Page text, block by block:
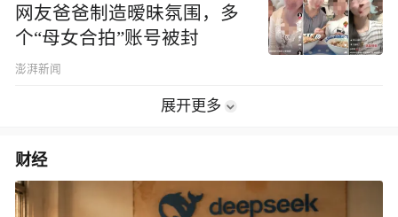
网友爸爸制造暧昧氛围，多
个“母女合拍”账号被封
澎湃新闻
展开更多
财经